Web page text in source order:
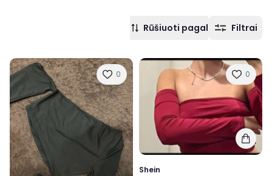
Rūšiuoti pagal Filtrai
0 0
Shein